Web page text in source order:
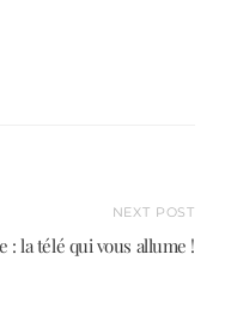
NEXT POST
: la télé qui vous allume !